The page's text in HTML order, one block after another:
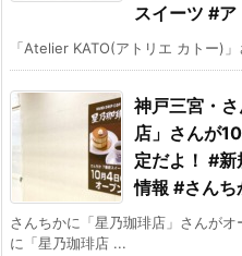
スイーツ #
「Atelier KATO(アトリエ カトー)
神戸三宮・
店」さんが
定だよ！ #
情報 #さん
さんちかに「星乃珈琲店」さんが
に「星乃珈琲店 ...